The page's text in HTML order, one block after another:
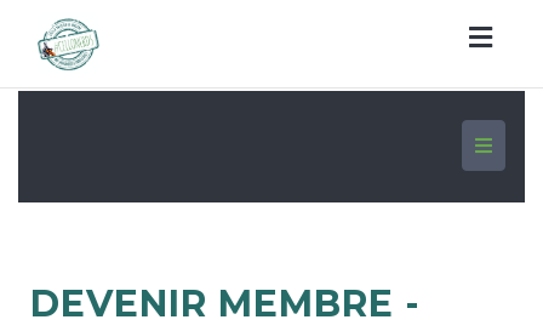
Toggle
DEVENIR MEMBRE -